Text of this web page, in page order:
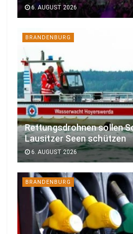
6. AUGUST 2026
BRANDENBURG
Rettungsdrohnen sollen
Lausitzer Seen schützen
6. AUGUST 2026
BRANDENBURG